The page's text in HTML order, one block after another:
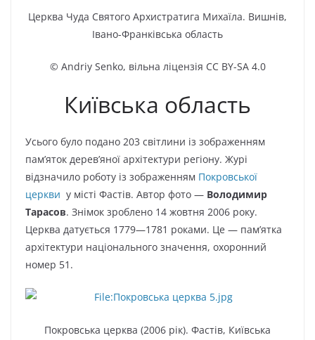
Церква Чуда Святого Архистратига Михаїла. Вишнів,
Івано-Франківська область
© Andriy Senko, вільна ліцензія CC BY-SA 4.0
Київська область
Усього було подано 203 світлини із зображенням
пам’яток дерев’яної архітектури регіону. Журі
відзначило роботу із зображенням Покровської
церкви у місті Фастів. Автор фото — Володимир
Тарасов. Знімок зроблено 14 жовтня 2006 року.
Церква датується 1779—1781 роками. Це — пам’ятка
архітектури національного значення, охоронний
номер 51.
Покровська церква (2006 рік). Фастів, Київська